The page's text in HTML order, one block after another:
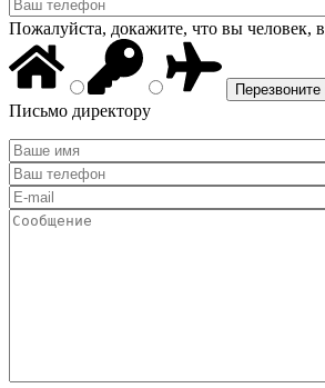
Пожалуйста, докажите, что вы человек,
Письмо директору